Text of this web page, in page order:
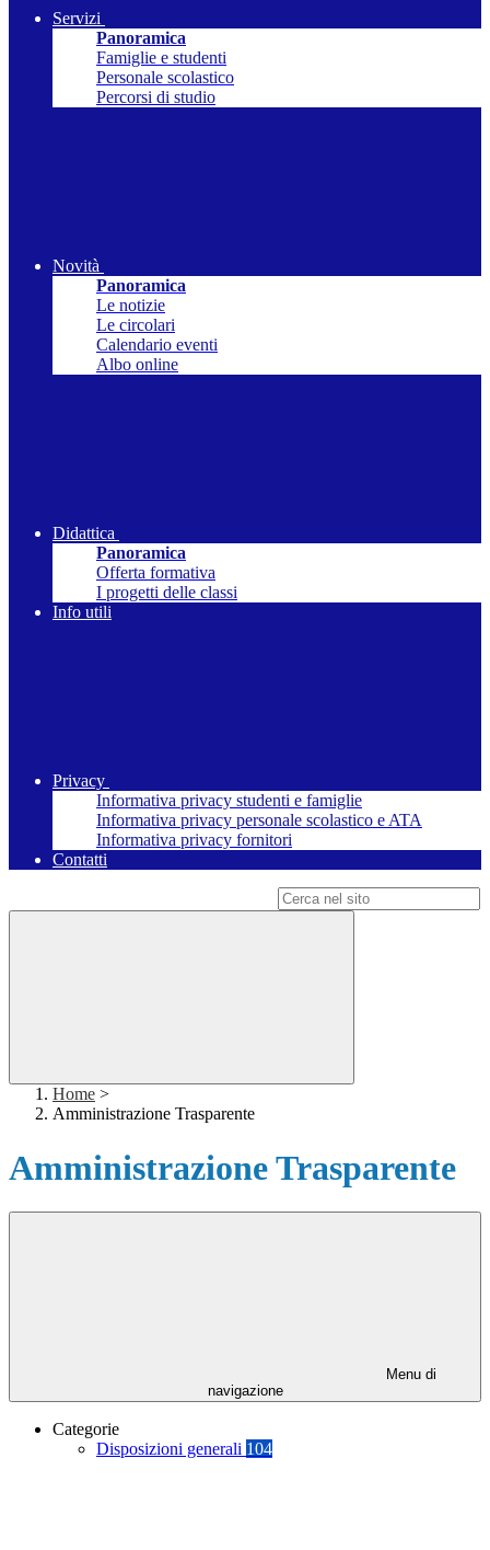
Servizi
Panoramica
Famiglie e studenti
Personale scolastico
Percorsi di studio
Novità
Panoramica
Le notizie
Le circolari
Calendario eventi
Albo online
Didattica
Panoramica
Offerta formativa
I progetti delle classi
Info utili
Privacy
Informativa privacy studenti e famiglie
Informativa privacy personale scolastico e ATA
Informativa privacy fornitori
Contatti
Home >
Amministrazione Trasparente
Amministrazione Trasparente
Menu di
navigazione
Categorie
Disposizioni generali 104